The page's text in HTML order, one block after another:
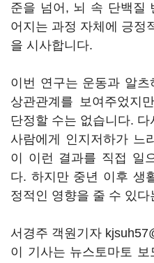
준을 넘어, 뇌 속 단백질
어지는 과정 자체에 긍정
을 시사합니다.
이번 연구는 운동과 알츠
상관관계를 보여주었지
단정할 수는 없습니다.
사람에게 인지저하가 느
이 이런 결과를 직접 일
다. 하지만 중년 이후 생
정적인 영향을 줄 수 있
서경주 객원기자
이 기사는 뉴스토마토